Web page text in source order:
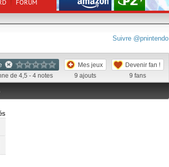
FORUM
Suivre @pnintendo
de 4,5 - 4 notes
Mes jeux
9 ajouts
Devenir fan !
9 fans